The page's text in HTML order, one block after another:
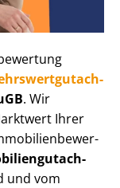
. Wir
Ihrer
und vom